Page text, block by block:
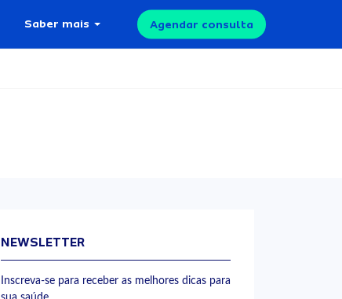
Saber mais Agendar consulta
NEWSLETTER
Inscreva-se para receber as melhores dicas para